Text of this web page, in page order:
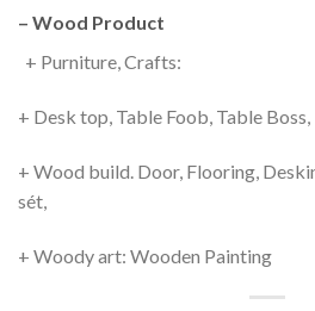
– Wood Product
+ Purniture, Crafts:
+ Desk top, Table Foob, Table Boss,
+ Wood build. Door, Flooring,
sét,
+ Woody art: Wooden Painting